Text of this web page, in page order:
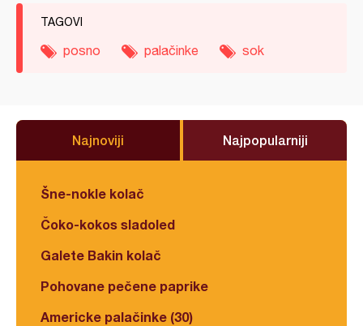
TAGOVI
posno palačinke sok
Najnoviji Najpopularniji
Šne-nokle kolač
Čoko-kokos sladoled
Galete Bakin kolač
Pohovane pečene paprike
Americke palačinke (30)